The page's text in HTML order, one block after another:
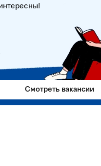
Смотреть вакансии